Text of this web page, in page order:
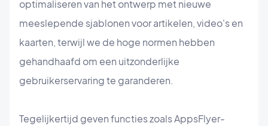
optimaliseren van het ontwerp met nieuwe
meeslepende sjablonen voor artikelen, video's en
kaarten, terwijl we de hoge normen hebben
gehandhaafd om een uitzonderlijke
gebruikerservaring te garanderen.
Tegelijkertijd geven functies zoals AppsFlyer-